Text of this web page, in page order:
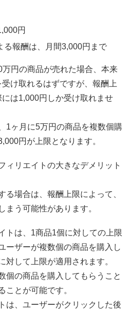
円
る報酬は、月間3,000円まで
円の商品が売れた場合、本来
け取れるはずですが、報酬上
は1,000円しか受け取れませ
1ヶ月に5万円の商品を複数個購
円が上限となります。
ィリエイトの大きなデメリット
る場合は、報酬上限によって、
まう可能性があります。
トは、1商品1個に対しての上限
ーザーが複数個の商品を購入し
対して上限が適用されます。
個の商品を購入してもらうこと
ことが可能です。
は、ユーザーがクリックした後